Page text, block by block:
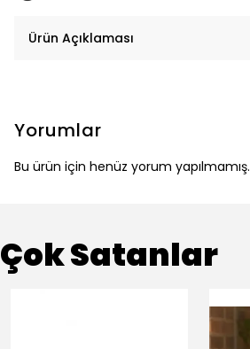
Ürün Açıklaması
Yorumlar
Bu ürün için henüz yorum yapılmamış.
Çok Satanlar